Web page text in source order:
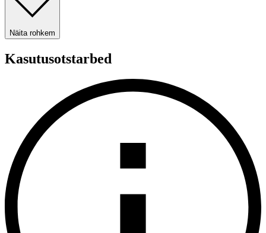
Näita rohkem
Kasutusotstarbed